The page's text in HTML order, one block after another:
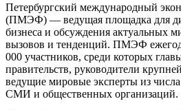
Петербургский международный
(ПМЭФ) — ведущая площадка для
бизнеса и обсуждения актуальных
вызовов и тенденций. ПМЭФ
000 участников, среди которых
правительств, руководители
ведущие мировые эксперты из
СМИ и общественных организаций.